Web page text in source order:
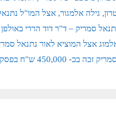
גילה אלמגור, אצל המו"ל
סמריק – ד"ר דוד הררי
אצל המוציא לאור נתנאל
כתבת דה מרקר הוכרזה דיבה ולשון הרע